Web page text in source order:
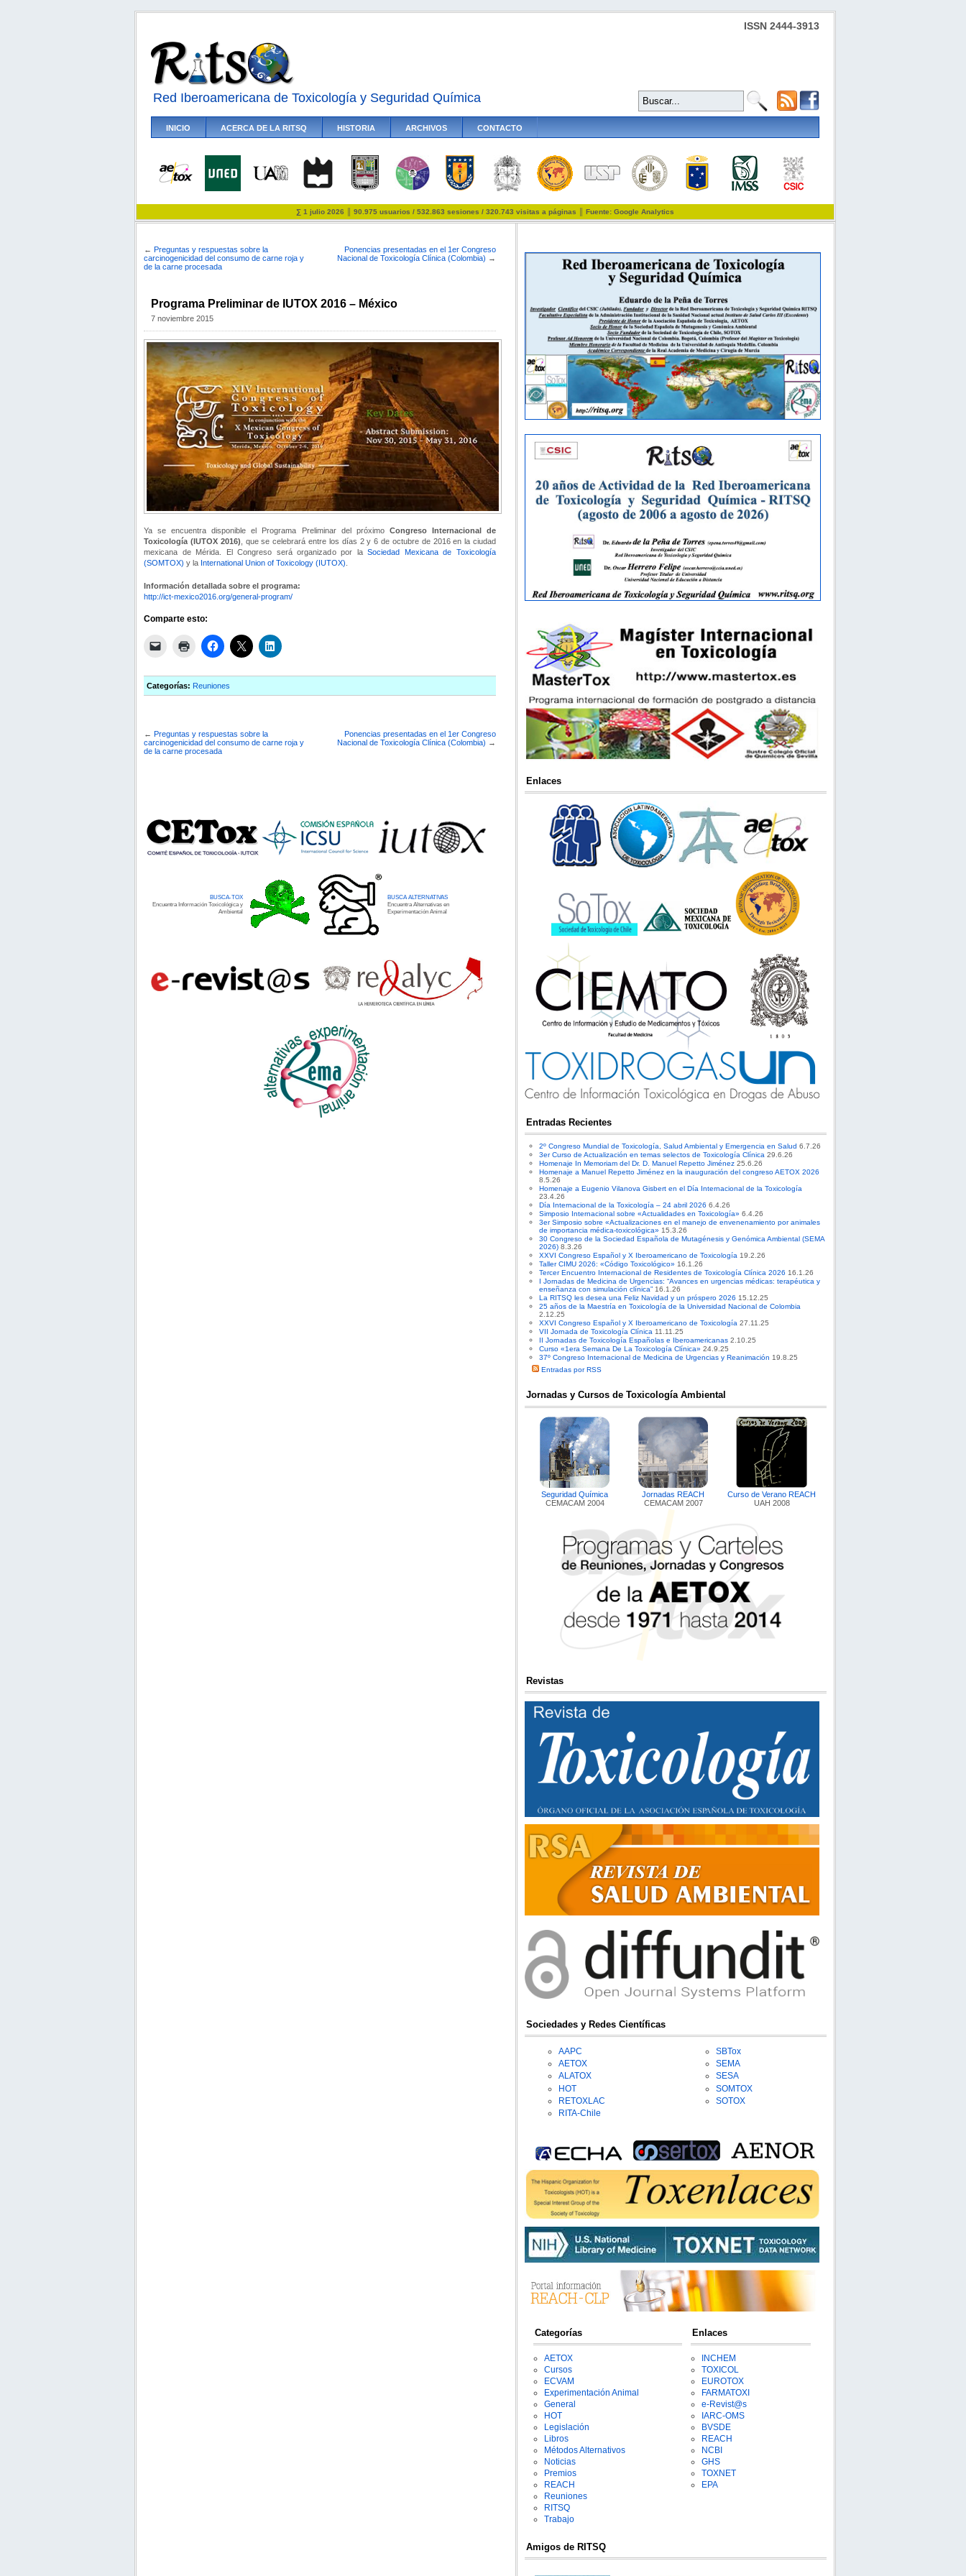
ISSN 2444-3913
Red Iberoamericana de Toxicología y Seguridad Química
INICIO ACERCA DE LA RITSQ HISTORIA ARCHIVOS CONTACTO
∑ 1 julio 2026 ║ 90.975 usuarios / 532.863 sesiones / 320.743 visitas a páginas ║ Fuente: Google Analytics
← Preguntas y respuestas sobre la
carcinogenicidad del consumo de carne roja y
de la carne procesada
Ponencias presentadas en el 1er Congreso
Nacional de Toxicología Clínica (Colombia) →
Programa Preliminar de IUTOX 2016 – México
7 noviembre 2015
Ya se encuentra disponible el Programa Preliminar del próximo Congreso Internacional de
Toxicología (IUTOX 2016) , que se celebrará entre los días 2 y 6 de octubre de 2016 en la ciudad
mexicana de Mérida. El Congreso será organizado por laSociedad Mexicana de Toxicología
(SOMTOX) y la International Union of Toxicology (IUTOX)
Información detallada sobre el programa:
http://ict-mexico2016.org/general-program/
Comparte esto:
Categorías: Reuniones
← Preguntas y respuestas sobre la
carcinogenicidad del consumo de carne roja y
de la carne procesada
Ponencias presentadas en el 1er Congreso
Nacional de Toxicología Clínica (Colombia) →
BUSCA-TOX
Encuentra Información Toxicológica y
Ambiental
BUSCA ALTERNATIVAS
Encuentra Alternativas en
Experimentación Animal
Enlaces
Entradas Recientes
2º Congreso Mundial de Toxicología, Salud Ambiental y Emergencia en Salud 6.7.26
3er Curso de Actualización en temas selectos de Toxicología Clínica 29.6.26
Homenaje In Memoriam del Dr. D. Manuel Repetto Jiménez 25.6.26
Homenaje a Manuel Repetto Jiménez en la inauguración del congreso AETOX 2026
8.5.26
Homenaje a Eugenio Vilanova Gisbert en el Día Internacional de la Toxicología
23.4.26
Día Internacional de la Toxicología – 24 abril 2026 6.4.26
Simposio Internacional sobre «Actualidades en Toxicología» 6.4.26
3er Simposio sobre «Actualizaciones en el manejo de envenenamiento por animales
de importancia médica-toxicológica» 15.3.26
30 Congreso de la Sociedad Española de Mutagénesis y Genómica Ambiental (SEMA
2026) 8.3.26
XXVI Congreso Español y X Iberoamericano de Toxicología 19.2.26
Taller CIMU 2026: «Código Toxicológico» 16.1.26
Tercer Encuentro Internacional de Residentes de Toxicología Clínica 2026 16.1.26
I Jornadas de Medicina de Urgencias: “Avances en urgencias médicas: terapéutica y
enseñanza con simulación clínica” 16.1.26
La RITSQ les desea una Feliz Navidad y un próspero 2026 15.12.25
25 años de la Maestría en Toxicología de la Universidad Nacional de Colombia
2.12.25
XXVI Congreso Español y X Iberoamericano de Toxicología 27.11.25
VII Jornada de Toxicología Clínica 11.11.25
II Jornadas de Toxicología Españolas e Iberoamericanas 2.10.25
Curso «1era Semana De La Toxicología Clínica» 24.9.25
37º Congreso Internacional de Medicina de Urgencias y Reanimación 19.8.25
Entradas por RSS
Jornadas y Cursos de Toxicología Ambiental
Seguridad Química
CEMACAM 2004
Jornadas REACH
CEMACAM 2007
Curso de Verano REACH
UAH 2008
Revistas
Sociedades y Redes Científicas
AAPC
AETOX
ALATOX
HOT
RETOXLAC
RITA-Chile
SBTox
SEMA
SESA
SOMTOX
SOTOX
Categorías
AETOX
Cursos
ECVAM
Experimentación Animal
General
HOT
Legislación
Libros
Métodos Alternativos
Noticias
Premios
REACH
Reuniones
RITSQ
Trabajo
Enlaces
INCHEM
TOXICOL
EUROTOX
FARMATOXI
e-Revist@s
IARC-OMS
BVSDE
REACH
NCBI
GHS
TOXNET
EPA
Amigos de RITSQ